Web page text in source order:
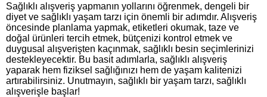
Sağlıklı alışveriş yapmanın yollarını öğrenmek, dengeli bir
diyet ve sağlıklı yaşam tarzı için önemli bir adımdır. Alışveriş
öncesinde planlama yapmak, etiketleri okumak, taze ve
doğal ürünleri tercih etmek, bütçenizi kontrol etmek ve
duygusal alışverişten kaçınmak, sağlıklı besin seçimlerinizi
destekleyecektir. Bu basit adımlarla, sağlıklı alışveriş
yaparak hem fiziksel sağlığınızı hem de yaşam kalitenizi
artırabilirsiniz. Unutmayın, sağlıklı bir yaşam tarzı, sağlıklı
alışverişle başlar!